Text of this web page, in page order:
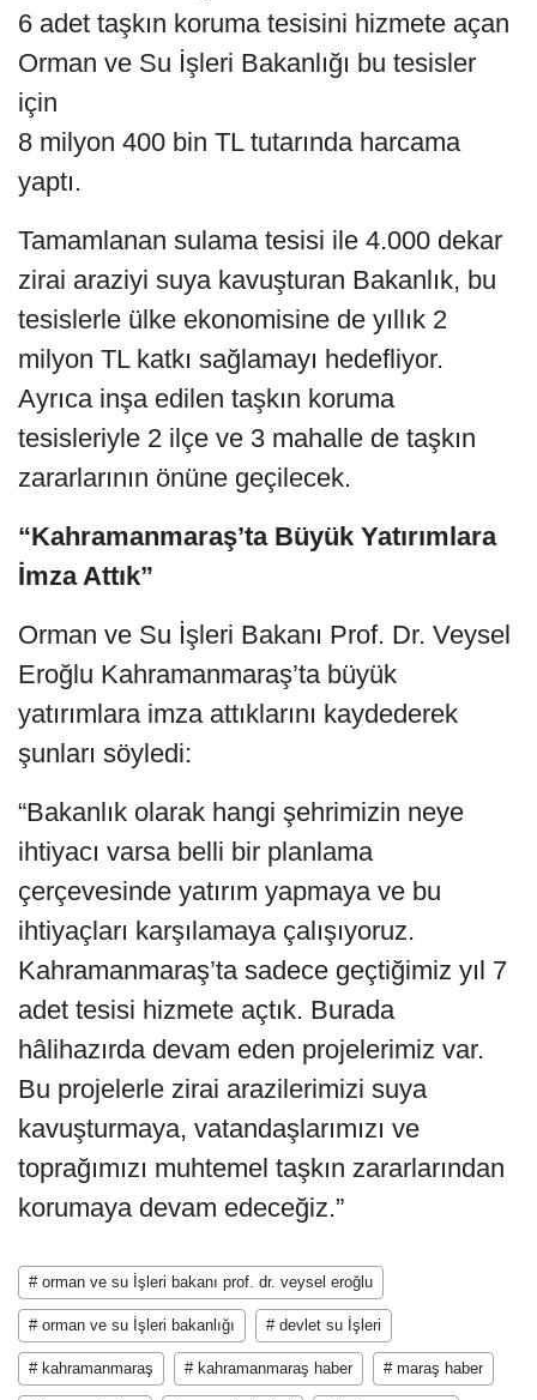
6 adet taşkın koruma tesisini hizmete açan
Orman ve Su İşleri Bakanlığı bu tesisler
için
8 milyon 400 bin TL tutarında harcama
yaptı.
Tamamlanan sulama tesisi ile 4.000 dekar
zirai araziyi suya kavuşturan Bakanlık, bu
tesislerle ülke ekonomisine de yıllık 2
milyon TL katkı sağlamayı hedefliyor.
Ayrıca inşa edilen taşkın koruma
tesisleriyle 2 ilçe ve 3 mahalle de taşkın
zararlarının önüne geçilecek.
“Kahramanmaraş’ta Büyük Yatırımlara
İmza Attık”
Orman ve Su İşleri Bakanı Prof. Dr. Veysel
Eroğlu Kahramanmaraş’ta büyük
yatırımlara imza attıklarını kaydederek
şunları söyledi:
“Bakanlık olarak hangi şehrimizin neye
ihtiyacı varsa belli bir planlama
çerçevesinde yatırım yapmaya ve bu
ihtiyaçları karşılamaya çalışıyoruz.
Kahramanmaraş’ta sadece geçtiğimiz yıl 7
adet tesisi hizmete açtık. Burada
hâlihazırda devam eden projelerimiz var.
Bu projelerle zirai arazilerimizi suya
kavuşturmaya, vatandaşlarımızı ve
toprağımızı muhtemel taşkın zararlarından
korumaya devam edeceğiz.”
# orman ve su İşleri bakanı prof. dr. veysel eroğlu
# orman ve su İşleri bakanlığı # devlet su İşleri
# kahramanmaraş # kahramanmaraş haber # maraş haber